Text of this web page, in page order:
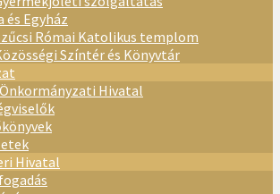
és Egyház
Római Katolikus templom
Színtér és Könyvtár
Hivatal
Hivatal